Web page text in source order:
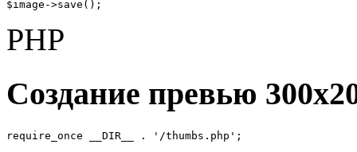
$image->save();
PHP
Создание превью
require_once __DIR__ . '/thumbs.php';